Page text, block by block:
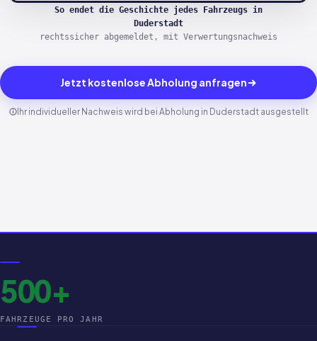
So endet die Geschichte jedes Fahrzeugs in
Duderstadt
rechtssicher abgemeldet, mit Verwertungsnachweis
Jetzt kostenlose Abholung anfragen
Ihr individueller Nachweis wird bei Abholung in Duderstadt ausgestellt
500+
FAHRZEUGE PRO JAHR